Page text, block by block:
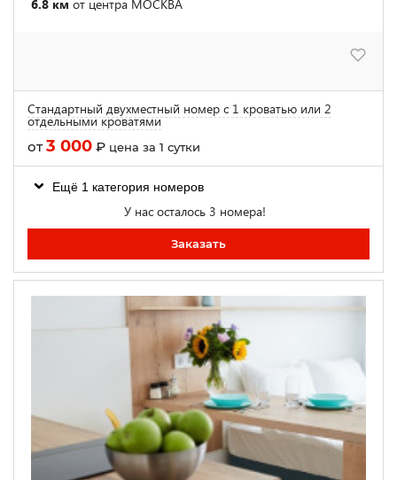
6.8 км от центра МОСКВА
Стандартный двухместный номер с 1 кроватью или 2
отдельными кроватями
от3 000 ₽ цена за 1 сутки
Ещё 1 категория номеров
У нас осталось 3 номера!
Заказать